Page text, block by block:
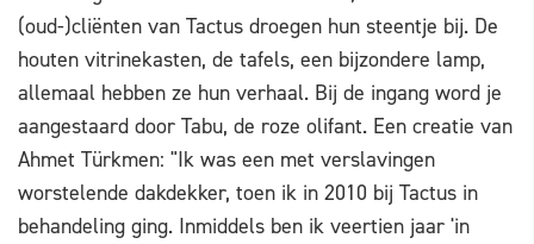
(oud-)cliënten van Tactus droegen hun steentje bij. De
houten vitrinekasten, de tafels, een bijzondere lamp,
allemaal hebben ze hun verhaal. Bij de ingang word je
aangestaard door Tabu, de roze olifant. Een creatie van
Ahmet Türkmen: "Ik was een met verslavingen
worstelende dakdekker, toen ik in 2010 bij Tactus in
behandeling ging. Inmiddels ben ik veertien jaar 'in